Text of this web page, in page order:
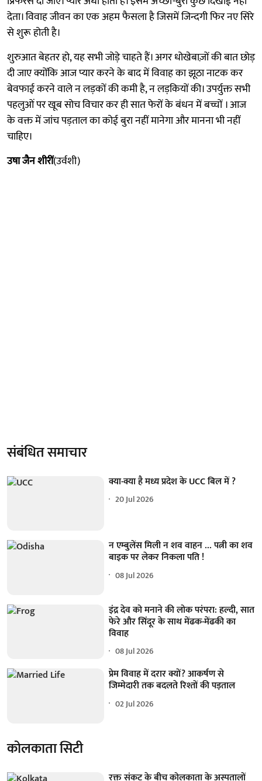
देता। विवाह जीवन का एक अहम फैसला है जिसमें जिन्दगी फिर नए सिरे
से शुरू होती है।
शुरुआत बेहतर हो, यह सभी जोड़े चाहते हैं। अगर धोखेबाज़ों की बात छोड़
दी जाए क्योंकि आज प्यार करने के बाद में विवाह का झूठा नाटक कर
बेवफाई करने वाले न लड़कों की कमी है, न लड़कियों की। उपर्युक्त सभी
पहलुओं पर खूब सोच विचार कर ही सात फेरों के बंधन में बच्चों । आज
के वक्त में जांच पड़ताल का कोई बुरा नहीं मानेगा और मानना भी नहीं
चाहिए।
उषा जैन शीरीं(उर्वशी)
संबंधित समाचार
क्या-क्या है मध्य प्रदेश के UCC बिल में ?
20 Jul 2026
न एम्बुलेंस मिली न शव वाहन ... पत्नी का शव
बाइक पर लेकर निकला पति !
08 Jul 2026
इंद्र देव को मनाने की लोक परंपरा: हल्दी, सात
फेरे और सिंदूर के साथ मेंढक-मेंढकी का
विवाह
08 Jul 2026
प्रेम विवाह में दरार क्यों? आकर्षण से
जिम्मेदारी तक बदलते रिश्तों की पड़ताल
02 Jul 2026
कोलकाता सिटी
रक्त संकट के बीच कोलकाता के अस्पतालों